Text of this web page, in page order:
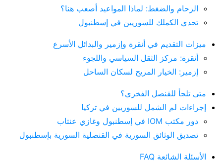
الزحام والضغط: لماذا المواعيد أصعب هنا؟
تحدي الكملك للسوريين في إسطنبول
ميزات التقديم في أنقرة وإزمير والبدائل الأسرع
أنقرة: مركز الثقل السياسي واللجوء
إزمير: الخيار المريح لسكان الساحل
متى تلجأ للقنصل الفخري؟
إجراءات لم الشمل للسوريين في تركيا
دور مكتب IOM في إسطنبول وغازي عنتاب
تصديق الوثائق السورية في القنصلية السورية بإسطنبول
الأسئلة الشائعة FAQ